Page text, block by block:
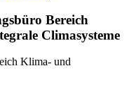
Bereich
Climasysteme
Klima- und